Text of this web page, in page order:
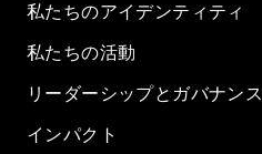
私たちのアイデンティティ
私たちの活動
リーダーシップとガバナンス
インパクト